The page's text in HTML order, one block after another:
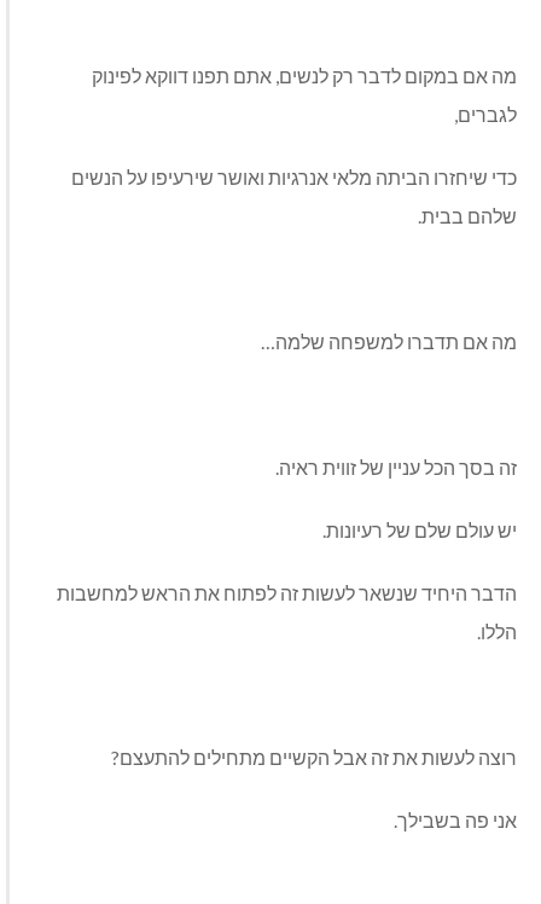
מה אם במקום לדבר רק לנשים, אתם תפנו דווקא לפינוק
לגברים,
כדי שיחזרו הביתה מלאי אנרגיות ואושר שירעיפו על הנשים
שלהם בבית.
מה אם תדברו למשפחה שלמה…
זה בסך הכל עניין של זווית ראיה.
יש עולם שלם של רעיונות.
הדבר היחיד שנשאר לעשות זה לפתוח את הראש למחשבות
הללו.
רוצה לעשות את זה אבל הקשיים מתחילים להתעצם?
אני פה בשבילך.